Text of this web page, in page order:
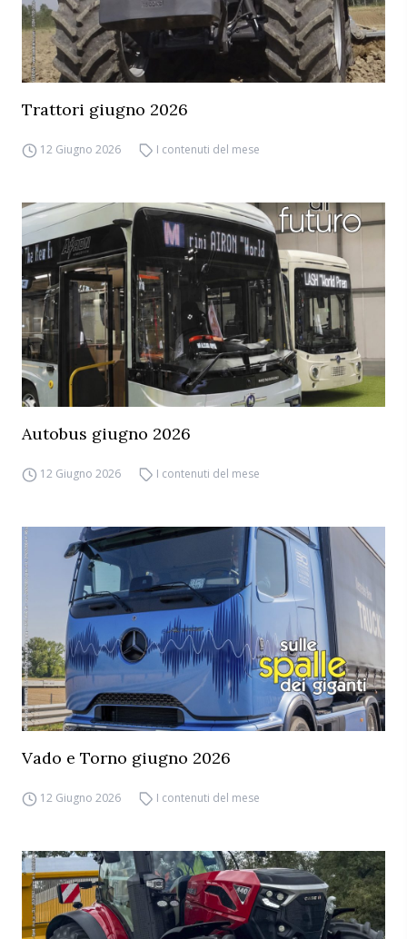
Trattori giugno 2026
12 Giugno 2026 I contenuti del mese
Autobus giugno 2026
12 Giugno 2026 I contenuti del mese
Vado e Torno giugno 2026
12 Giugno 2026 I contenuti del mese